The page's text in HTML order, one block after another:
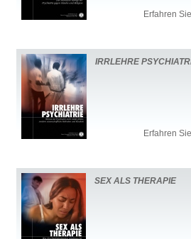
Erfahren
IRRLEHRE
Erfahren
SEX ALS THERAPIE